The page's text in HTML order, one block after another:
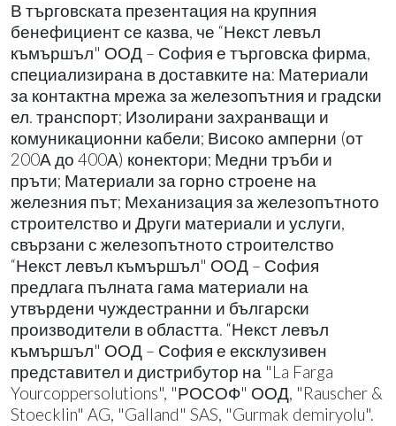
В търговската презентация на крупния
бенефициент се казва, че “Некст левъл
къмършъл" ООД – София е търговска фирма,
специализирана в доставките на: Материали
за контактна мрежа за железопътния и градски
ел. транспорт; Изолирани захранващи и
комуникационни кабели; Високо амперни (от
200А до 400А) конектори; Медни тръби и
пръти; Материали за горно строене на
железния път; Механизация за железопътното
строителство и Други материали и услуги,
свързани с железопътното строителство
“Некст левъл къмършъл" ООД – София
предлага пълната гама материали на
утвърдени чуждестранни и български
производители в областта. “Некст левъл
къмършъл" ООД – София е ексклузивен
представител и дистрибутор на "La Farga
Yourcoppersolutions", "РОСОФ" ООД, "Rauscher &
Stoecklin" AG, "Galland" SAS, "Gurmak demiryolu".